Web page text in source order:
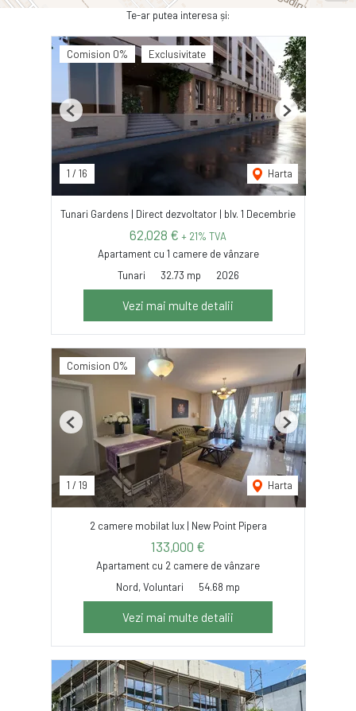
Te-ar putea interesa și:
Comision 0% Exclusivitate
1 / 16 Harta
Previous Next
Tunari Gardens | Direct dezvoltator | blv. 1 Decembrie
62,028 € + 21% TVA
Apartament cu 1 camere de vânzare
Tunari
32.73 mp 2026
Vezi mai multe detalii
Comision 0%
1 / 19 Harta
Previous Next
2 camere mobilat lux | New Point Pipera
133,000 €
Apartament cu 2 camere de vânzare
Nord, Voluntari
54.68 mp
Vezi mai multe detalii